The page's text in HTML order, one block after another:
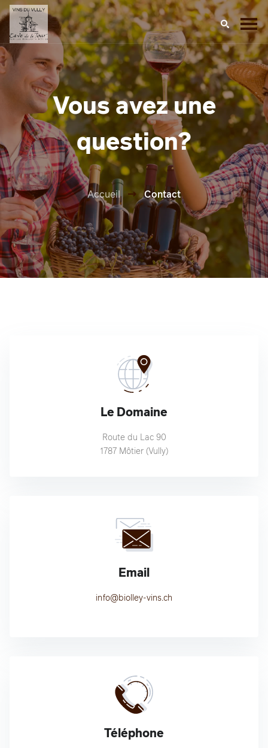
Vous avez une
question?
Accueil Contact
Le Domaine
Route du Lac 90
1787 Môtier (Vully)
Email
info@biolley-vins.ch
Téléphone